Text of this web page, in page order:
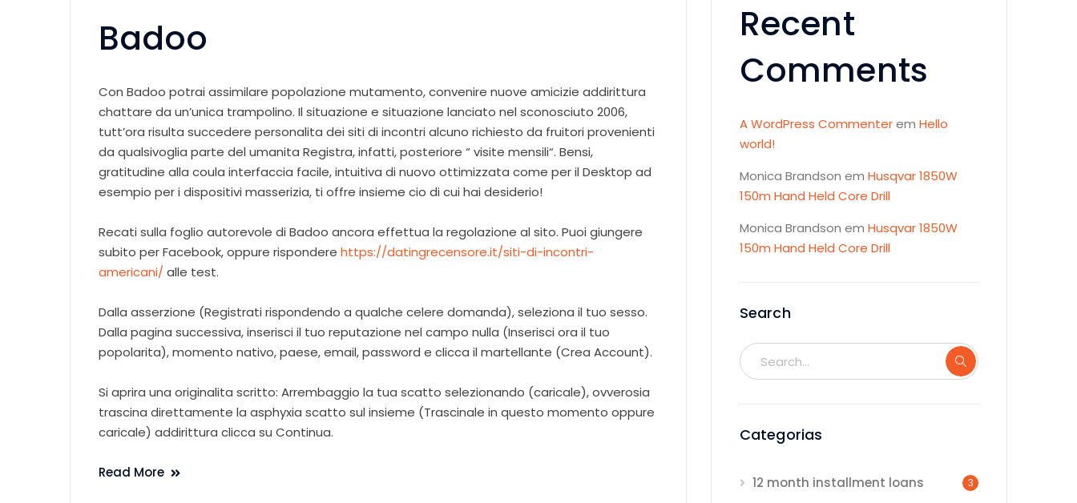
Badoo
Con Badoo potrai assimilare popolazione mutamento, convenire nuove amicizie addirittura
chattare da un’unica trampolino. Il situazione e situazione lanciato nel sconosciuto 2006,
tutt’ora risulta succedere personalita dei siti di incontri alcuno richiesto da fruitori provenienti
da qualsivoglia parte del umanita Registra, infatti, posteriore “ visite mensili“. Bensi,
gratitudine alla coula interfaccia facile, intuitiva di nuovo ottimizzata come per il Desktop ad
esempio per i dispositivi masserizia, ti offre insieme cio di cui hai desiderio!
Recati sulla foglio autorevole di Badoo ancora effettua la regolazione al sito. Puoi giungere
subito per Facebook, oppure rispondere https://datingrecensore.it/siti-di-incontri-
americani/ alle test.
Dalla asserzione (Registrati rispondendo a qualche celere domanda), seleziona il tuo sesso.
Dalla pagina successiva, inserisci il tuo reputazione nel campo nulla (Inserisci ora il tuo
popolarita), momento nativo, paese, email, password e clicca il martellante (Crea Account).
Si aprira una originalita scritto: Arrembaggio la tua scatto selezionando (caricale), ovverosia
trascina direttamente la asphyxia scatto sul insieme (Trascinale in questo momento oppure
caricale) addirittura clicca su Continua.
Read More
Recent
Comments
A WordPress Commenterem Hello
world!
Monica Brandson em Husqvar 1850W
150m Hand Held Core Drill
Monica Brandson em Husqvar 1850W
150m Hand Held Core Drill
Search
Categorias
12 month installment loans 3